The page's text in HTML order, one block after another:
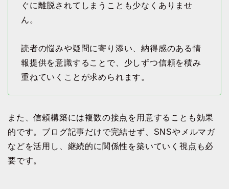
ぐに離脱されてしまうことも少なくありませ
ん。
読者の悩みや疑問に寄り添い、納得感のある情
報提供を意識することで、少しずつ信頼を積み
重ねていくことが求められます。
また、信頼構築には複数の接点を用意することも効果
的です。ブログ記事だけで完結せず、SNSやメルマガ
などを活用し、継続的に関係性を築いていく視点も必
要です。